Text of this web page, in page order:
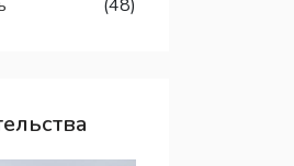
(48)